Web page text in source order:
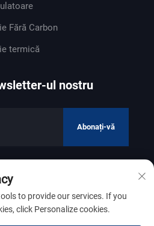
Fără Carbon
termică
ul nostru
Abonați-vă
Zhenfeng Paper Industry
confidențialitate
to provide our services. If you
click Personalize cookies.